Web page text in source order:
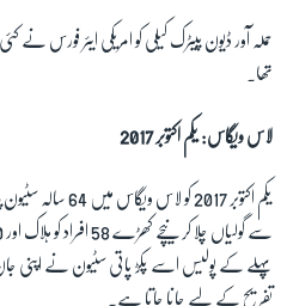
حملہ آور ڈیون پیٹرک کیلی کو امریکی ایئر فورس
تھا۔
لاس ویگاس: یکم اکتوبر 2017
یکم اکتوبر 2017
پہلے کے پولیس اسے پکڑ پاتی سٹیون نے اپنی
تفریح کے لیے جانا جاتا ہے۔